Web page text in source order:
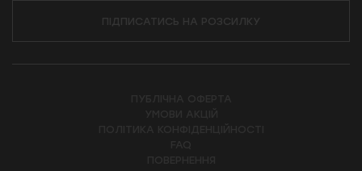
ПІДПИСАТИСЬ НА РОЗСИЛКУ